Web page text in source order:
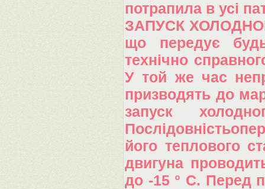
потрапила в усі
ЗАПУСК
що передує
технічно
У той же час
призводять до
запуск
його теплового
двигуна
до -15 ° С. Перед